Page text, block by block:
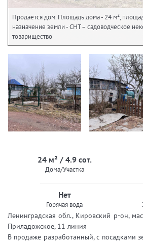
Продается дом. Площадь дома - 24 м²,
назначение земли - СНТ – садоводческое
товарищество
24 м² / 4.9 сот.
Дома/Участка
Нет
Горячая вода
Ленинградская обл., Кировский р-он,
Приладожское, 11 линия
В продаже разработанный, с посадками